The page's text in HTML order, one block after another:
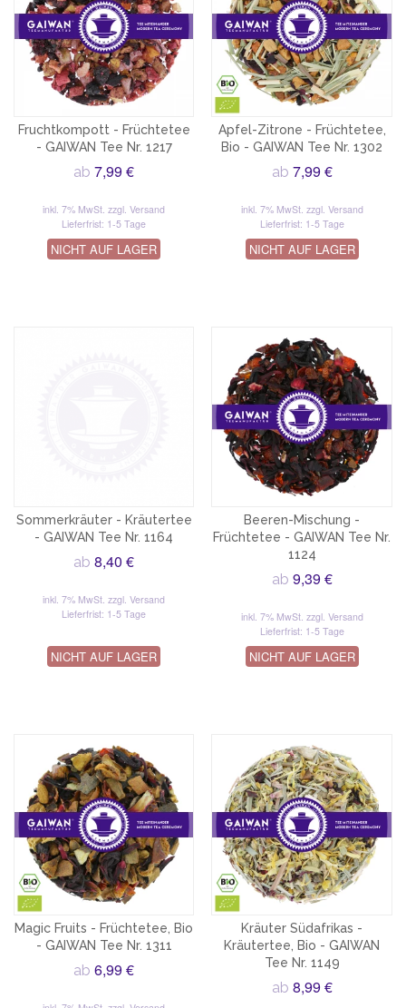
Fruchtkompott - Früchtetee
- GAIWAN Tee Nr. 1217
ab7,99 €
inkl. 7% MwSt.zzgl. Versand
Lieferfrist: 1-5 Tage
NICHT AUF LAGER
Apfel-Zitrone - Früchtetee,
Bio - GAIWAN Tee Nr. 1302
ab 7,99 €
inkl. 7% MwSt. zzgl. Versand
Lieferfrist: 1-5 Tage
NICHT AUF LAGER
Sommerkräuter - Kräutertee
- GAIWAN Tee Nr. 1164
ab8,40 €
inkl. 7% MwSt.zzgl. Versand
Lieferfrist: 1-5 Tage
NICHT AUF LAGER
Beeren-Mischung -
Früchtetee - GAIWAN Tee Nr.
1124
ab 9,39 €
inkl. 7% MwSt. zzgl. Versand
Lieferfrist: 1-5 Tage
NICHT AUF LAGER
Magic Fruits - Früchtetee, Bio
- GAIWAN Tee Nr. 1311
ab6,99 €
Kräuter Südafrikas -
Kräutertee, Bio - GAIWAN
Tee Nr. 1149
ab 8,99 €